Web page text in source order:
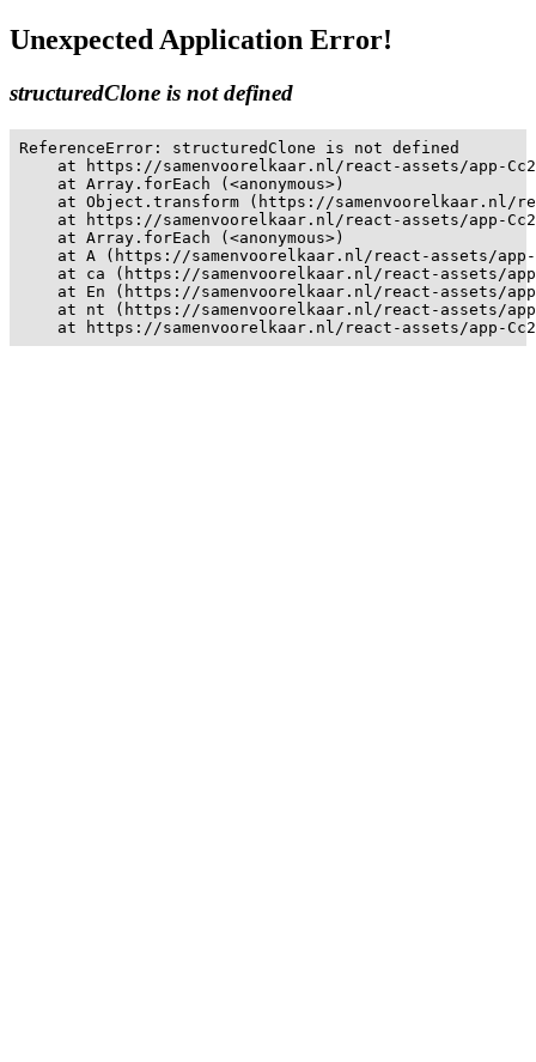
Unexpected Application Error!
structuredClone is not defined
ReferenceError: structuredClone is not defined
at https://samenvoorelkaar.nl/react-assets/app-
    at Array.forEach (<anonymous>)
at Object.transform (https://samenvoorelkaar.nl/
at https://samenvoorelkaar.nl/react-assets/app-
    at Array.forEach (<anonymous>)
at A (https://samenvoorelkaar.nl/react-assets/
at ca (https://samenvoorelkaar.nl/react-assets/
at En (https://samenvoorelkaar.nl/react-assets/
at nt (https://samenvoorelkaar.nl/react-assets/
at https://samenvoorelkaar.nl/react-assets/app-